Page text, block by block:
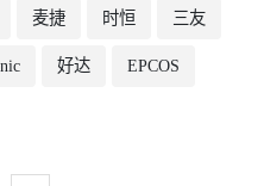
麦捷 时恒 三友
好达 EPCOS